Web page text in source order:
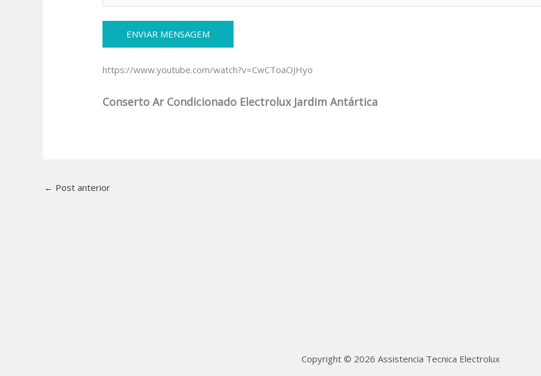
https://www.youtube.com/watch?v=CwCToaOJHyo
Conserto Ar Condicionado Electrolux Jardim Antártica
← Post anterior
Copyright © 2026 Assistencia Tecnica Electrolux